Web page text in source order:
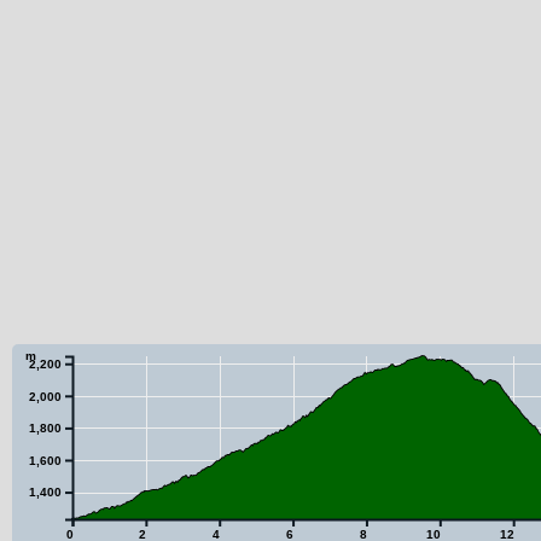
0 2 4 6 8 10 12
1,400
1,600
1,800
2,000
2,200
m